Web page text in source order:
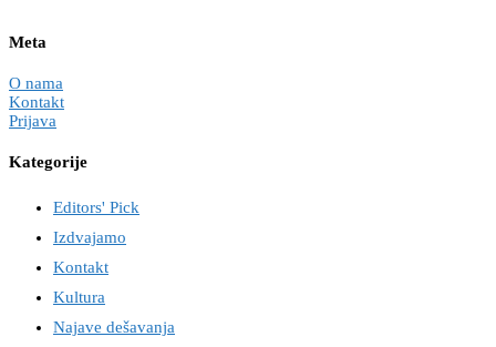
Meta
O nama
Kontakt
Prijava
Kategorije
Editors' Pick
Izdvajamo
Kontakt
Kultura
Najave dešavanja